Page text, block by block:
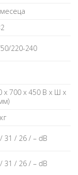
220-240
x 700 x 450 В x Ш x
31 / 26 / – dB
31 / 26 / – dB